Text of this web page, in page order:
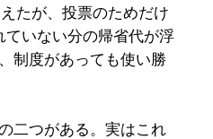
たが、投票のためだけ
いない分の帰省代が浮
制度があっても使い勝
二つがある。実はこれ